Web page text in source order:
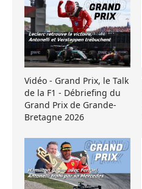
Vidéo - Grand Prix, le Talk
de la F1 - Débriefing du
Grand Prix de Grande-
Bretagne 2026